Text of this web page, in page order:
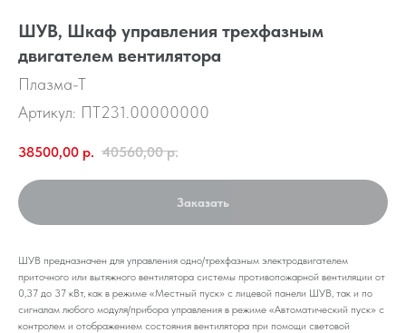
ШУВ, Шкаф управления трехфазным
двигателем вентилятора
Плазма-Т
Артикул: ПТ231.00000000
38500,00 р. 40560,00 р.
Заказать
ШУВ предназначен для управления одно/трехфазным электродвигателем
приточного или вытяжного вентилятора системы противопожарной вентиляции от
0,37 до 37 кВт, как в режиме «Местный пуск» с лицевой панели ШУВ, так и по
сигналам любого модуля/прибора управления в режиме «Автоматический пуск» с
контролем и отображением состояния вентилятора при помощи световой